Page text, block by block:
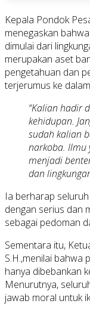
Kepala Pondok
menegaskan
dimulai dari
merupakan aset
pengetahuan dan
terjerumus ke
“Kalian hadir
kehidupan.
sudah kalian
narkoba. Ilmu
menjadi
dan
Ia berharap
dengan serius dan
sebagai pedoman
Sementara itu,
S.H.,menilai bahwa
hanya dibebankan
Menurutnya,
jawab moral untuk